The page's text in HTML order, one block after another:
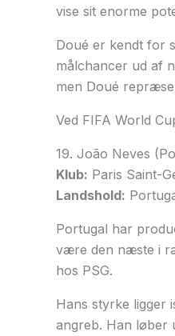
vise sit enorme
Doué er kendt for
målchancer ud af
men Doué
Ved FIFA World
19. João Neves
Klub: Paris Saint-
Landshold:
Portugal har
være den næste i
hos PSG.
Hans styrke ligger
angreb. Han løber